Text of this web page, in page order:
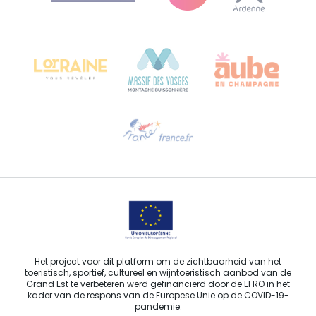
Bureau de Colmar (hoofdkantoor)
Stuur ons een e-mail
Het project voor dit platform om de zichtbaarheid van het
toeristisch, sportief, cultureel en wijntoeristisch aanbod van de
Grand Est te verbeteren werd gefinancierd door de EFRO in het
kader van de respons van de Europese Unie op de COVID-19-
pandemie.